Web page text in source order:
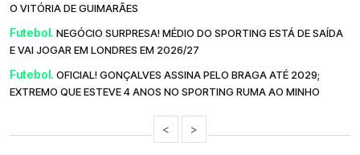
O VITÓRIA DE GUIMARÃES
Futebol. NEGÓCIO SURPRESA! MÉDIO DO SPORTING ESTÁ DE SAÍDA
E VAI JOGAR EM LONDRES EM 2026/27
Futebol. OFICIAL! GONÇALVES ASSINA PELO BRAGA ATÉ 2029;
EXTREMO QUE ESTEVE 4 ANOS NO SPORTING RUMA AO MINHO
< >